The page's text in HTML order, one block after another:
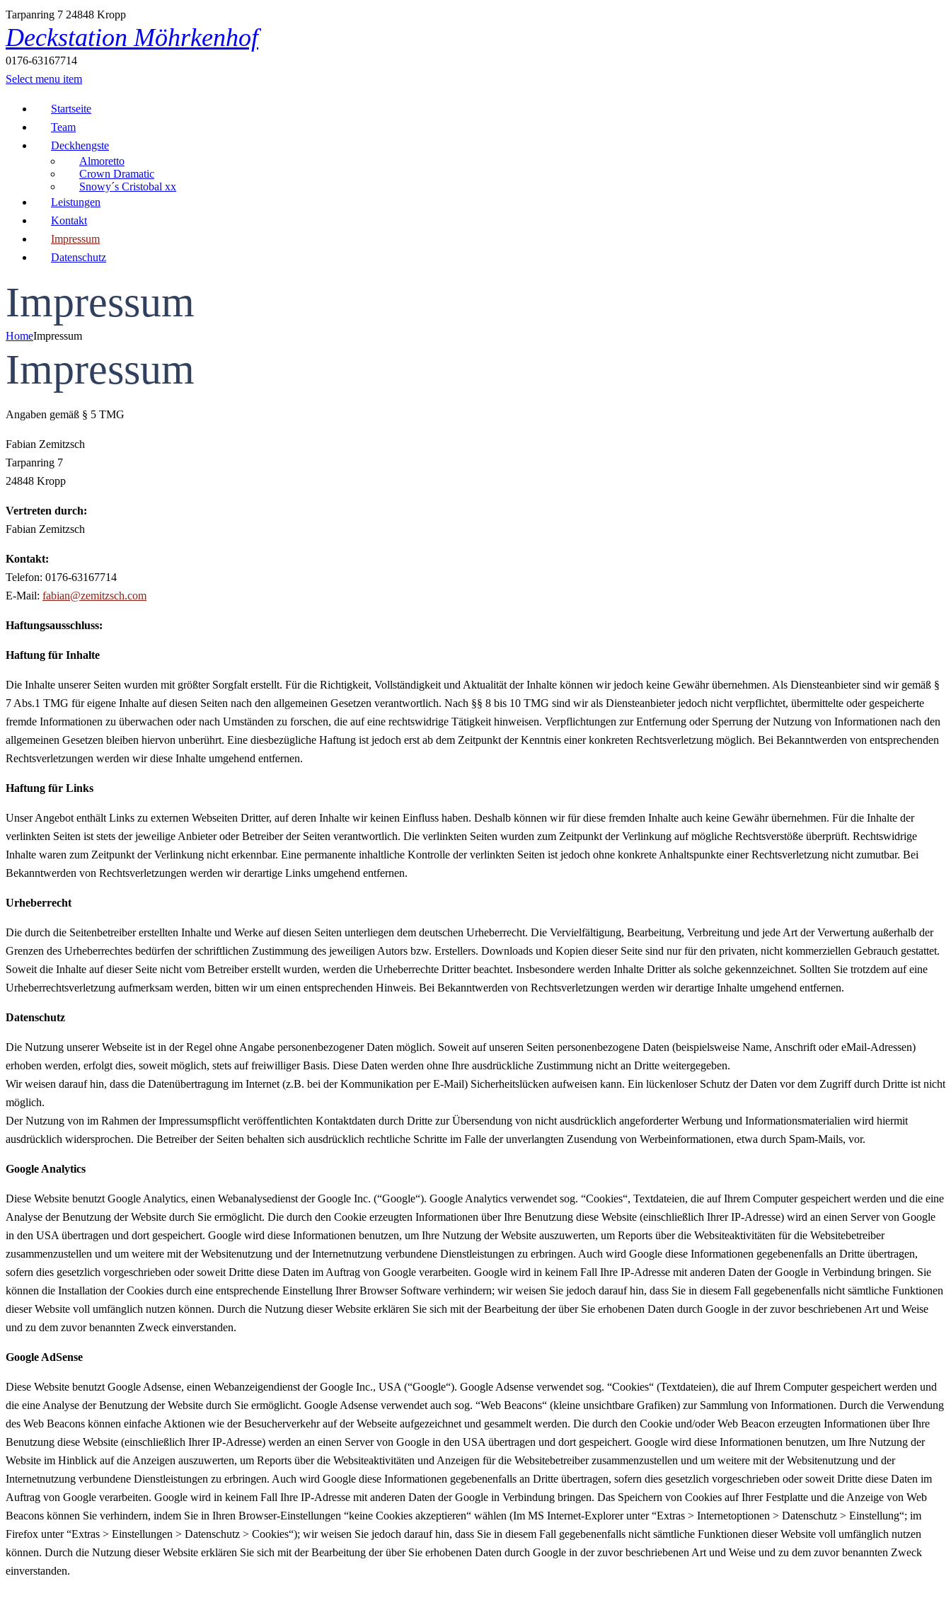
Tarpanring 7 24848 Kropp
Deckstation Möhrkenhof
0176-63167714
Select menu item
Startseite
Team
Deckhengste
Almoretto
Crown Dramatic
Snowy´s Cristobal xx
Leistungen
Kontakt
Impressum
Datenschutz
Impressum
HomeImpressum
Impressum
Angaben gemäß § 5 TMG
Fabian Zemitzsch
Tarpanring 7
24848 Kropp
Vertreten durch:
Fabian Zemitzsch
Kontakt:
Telefon: 0176-63167714
E-Mail: fabian@zemitzsch.com
Haftungsausschluss:
Haftung für Inhalte
Die Inhalte unserer Seiten wurden mit größter Sorgfalt erstellt. Für die Richtigkeit, Vollständigkeit und Aktualität der Inhalte können wir jedoch keine Gewähr übernehmen. Als Diensteanbieter sind wir gemäß §
7 Abs.1 TMG für eigene Inhalte auf diesen Seiten nach den allgemeinen Gesetzen verantwortlich. Nach §§ 8 bis 10 TMG sind wir als Diensteanbieter jedoch nicht verpflichtet, übermittelte oder gespeicherte
fremde Informationen zu überwachen oder nach Umständen zu forschen, die auf eine rechtswidrige Tätigkeit hinweisen. Verpflichtungen zur Entfernung oder Sperrung der Nutzung von Informationen nach den
allgemeinen Gesetzen bleiben hiervon unberührt. Eine diesbezügliche Haftung ist jedoch erst ab dem Zeitpunkt der Kenntnis einer konkreten Rechtsverletzung möglich. Bei Bekanntwerden von entsprechenden
Rechtsverletzungen werden wir diese Inhalte umgehend entfernen.
Haftung für Links
Unser Angebot enthält Links zu externen Webseiten Dritter, auf deren Inhalte wir keinen Einfluss haben. Deshalb können wir für diese fremden Inhalte auch keine Gewähr übernehmen. Für die Inhalte der
verlinkten Seiten ist stets der jeweilige Anbieter oder Betreiber der Seiten verantwortlich. Die verlinkten Seiten wurden zum Zeitpunkt der Verlinkung auf mögliche Rechtsverstöße überprüft. Rechtswidrige
Inhalte waren zum Zeitpunkt der Verlinkung nicht erkennbar. Eine permanente inhaltliche Kontrolle der verlinkten Seiten ist jedoch ohne konkrete Anhaltspunkte einer Rechtsverletzung nicht zumutbar. Bei
Bekanntwerden von Rechtsverletzungen werden wir derartige Links umgehend entfernen.
Urheberrecht
Die durch die Seitenbetreiber erstellten Inhalte und Werke auf diesen Seiten unterliegen dem deutschen Urheberrecht. Die Vervielfältigung, Bearbeitung, Verbreitung und jede Art der Verwertung außerhalb der
Grenzen des Urheberrechtes bedürfen der schriftlichen Zustimmung des jeweiligen Autors bzw. Erstellers. Downloads und Kopien dieser Seite sind nur für den privaten, nicht kommerziellen Gebrauch gestattet.
Soweit die Inhalte auf dieser Seite nicht vom Betreiber erstellt wurden, werden die Urheberrechte Dritter beachtet. Insbesondere werden Inhalte Dritter als solche gekennzeichnet. Sollten Sie trotzdem auf eine
Urheberrechtsverletzung aufmerksam werden, bitten wir um einen entsprechenden Hinweis. Bei Bekanntwerden von Rechtsverletzungen werden wir derartige Inhalte umgehend entfernen.
Datenschutz
Die Nutzung unserer Webseite ist in der Regel ohne Angabe personenbezogener Daten möglich. Soweit auf unseren Seiten personenbezogene Daten (beispielsweise Name, Anschrift oder eMail-Adressen)
erhoben werden, erfolgt dies, soweit möglich, stets auf freiwilliger Basis. Diese Daten werden ohne Ihre ausdrückliche Zustimmung nicht an Dritte weitergegeben.
Wir weisen darauf hin, dass die Datenübertragung im Internet (z.B. bei der Kommunikation per E-Mail) Sicherheitslücken aufweisen kann. Ein lückenloser Schutz der Daten vor dem Zugriff durch Dritte ist nicht
möglich.
Der Nutzung von im Rahmen der Impressumspflicht veröffentlichten Kontaktdaten durch Dritte zur Übersendung von nicht ausdrücklich angeforderter Werbung und Informationsmaterialien wird hiermit
ausdrücklich widersprochen. Die Betreiber der Seiten behalten sich ausdrücklich rechtliche Schritte im Falle der unverlangten Zusendung von Werbeinformationen, etwa durch Spam-Mails, vor.
Google Analytics
Diese Website benutzt Google Analytics, einen Webanalysedienst der Google Inc. (“Google“). Google Analytics verwendet sog. “Cookies“, Textdateien, die auf Ihrem Computer gespeichert werden und die eine
Analyse der Benutzung der Website durch Sie ermöglicht. Die durch den Cookie erzeugten Informationen über Ihre Benutzung diese Website (einschließlich Ihrer IP-Adresse) wird an einen Server von Google
in den USA übertragen und dort gespeichert. Google wird diese Informationen benutzen, um Ihre Nutzung der Website auszuwerten, um Reports über die Websiteaktivitäten für die Websitebetreiber
zusammenzustellen und um weitere mit der Websitenutzung und der Internetnutzung verbundene Dienstleistungen zu erbringen. Auch wird Google diese Informationen gegebenenfalls an Dritte übertragen,
sofern dies gesetzlich vorgeschrieben oder soweit Dritte diese Daten im Auftrag von Google verarbeiten. Google wird in keinem Fall Ihre IP-Adresse mit anderen Daten der Google in Verbindung bringen. Sie
können die Installation der Cookies durch eine entsprechende Einstellung Ihrer Browser Software verhindern; wir weisen Sie jedoch darauf hin, dass Sie in diesem Fall gegebenenfalls nicht sämtliche Funktionen
dieser Website voll umfänglich nutzen können. Durch die Nutzung dieser Website erklären Sie sich mit der Bearbeitung der über Sie erhobenen Daten durch Google in der zuvor beschriebenen Art und Weise
und zu dem zuvor benannten Zweck einverstanden.
Google AdSense
Diese Website benutzt Google Adsense, einen Webanzeigendienst der Google Inc., USA (“Google“). Google Adsense verwendet sog. “Cookies“ (Textdateien), die auf Ihrem Computer gespeichert werden und
die eine Analyse der Benutzung der Website durch Sie ermöglicht. Google Adsense verwendet auch sog. “Web Beacons“ (kleine unsichtbare Grafiken) zur Sammlung von Informationen. Durch die Verwendung
des Web Beacons können einfache Aktionen wie der Besucherverkehr auf der Webseite aufgezeichnet und gesammelt werden. Die durch den Cookie und/oder Web Beacon erzeugten Informationen über Ihre
Benutzung diese Website (einschließlich Ihrer IP-Adresse) werden an einen Server von Google in den USA übertragen und dort gespeichert. Google wird diese Informationen benutzen, um Ihre Nutzung der
Website im Hinblick auf die Anzeigen auszuwerten, um Reports über die Websiteaktivitäten und Anzeigen für die Websitebetreiber zusammenzustellen und um weitere mit der Websitenutzung und der
Internetnutzung verbundene Dienstleistungen zu erbringen. Auch wird Google diese Informationen gegebenenfalls an Dritte übertragen, sofern dies gesetzlich vorgeschrieben oder soweit Dritte diese Daten im
Auftrag von Google verarbeiten. Google wird in keinem Fall Ihre IP-Adresse mit anderen Daten der Google in Verbindung bringen. Das Speichern von Cookies auf Ihrer Festplatte und die Anzeige von Web
Beacons können Sie verhindern, indem Sie in Ihren Browser-Einstellungen “keine Cookies akzeptieren“ wählen (Im MS Internet-Explorer unter “Extras > Internetoptionen > Datenschutz > Einstellung“; im
Firefox unter “Extras > Einstellungen > Datenschutz > Cookies“); wir weisen Sie jedoch darauf hin, dass Sie in diesem Fall gegebenenfalls nicht sämtliche Funktionen dieser Website voll umfänglich nutzen
können. Durch die Nutzung dieser Website erklären Sie sich mit der Bearbeitung der über Sie erhobenen Daten durch Google in der zuvor beschriebenen Art und Weise und zu dem zuvor benannten Zweck
einverstanden.